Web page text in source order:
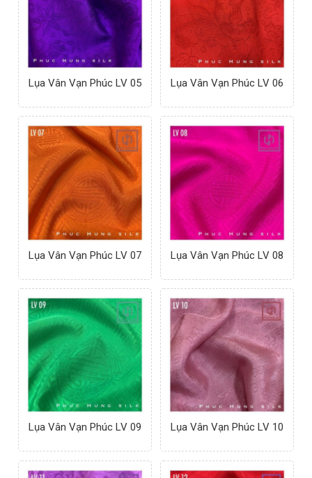
Lụa Vân Vạn Phúc LV 05 Lụa Vân Vạn Phúc LV 06
Lụa Vân Vạn Phúc LV 07 Lụa Vân Vạn Phúc LV 08
Lụa Vân Vạn Phúc LV 09 Lụa Vân Vạn Phúc LV 10